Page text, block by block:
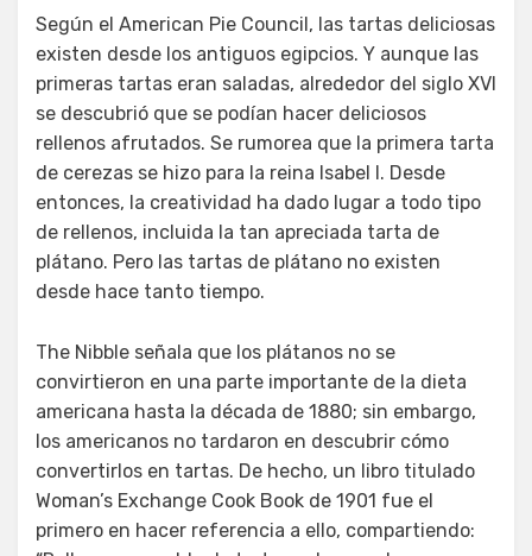
Según el American Pie Council, las tartas deliciosas
existen desde los antiguos egipcios. Y aunque las
primeras tartas eran saladas, alrededor del siglo XVI
se descubrió que se podían hacer deliciosos
rellenos afrutados. Se rumorea que la primera tarta
de cerezas se hizo para la reina Isabel I. Desde
entonces, la creatividad ha dado lugar a todo tipo
de rellenos, incluida la tan apreciada tarta de
plátano. Pero las tartas de plátano no existen
desde hace tanto tiempo.
The Nibble señala que los plátanos no se
convirtieron en una parte importante de la dieta
americana hasta la década de 1880; sin embargo,
los americanos no tardaron en descubrir cómo
convertirlos en tartas. De hecho, un libro titulado
Woman’s Exchange Cook Book de 1901 fue el
primero en hacer referencia a ello, compartiendo: